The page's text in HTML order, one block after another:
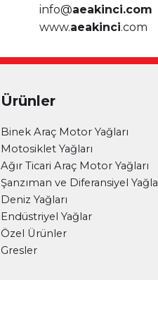
info@aeakinci.com
www.aeakinci.com
Ürünler
Binek Araç Motor Yağları
Motosiklet Yağları
Ağır Ticari Araç Motor Yağları
Şanzıman ve Diferansiyel
Deniz Yağları
Endüstriyel Yağlar
Özel Ürünler
Gresler